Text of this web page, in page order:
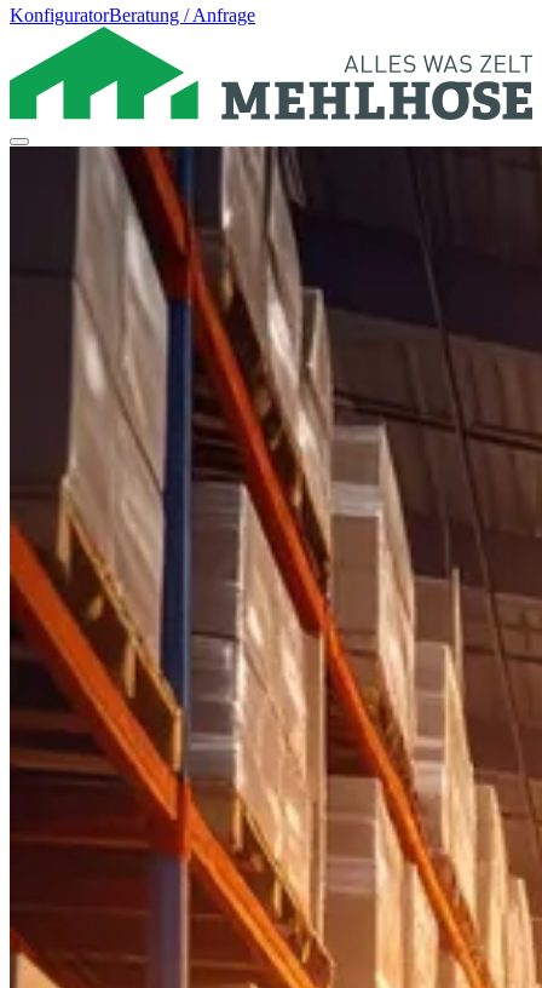
KonfiguratorBeratung / Anfrage